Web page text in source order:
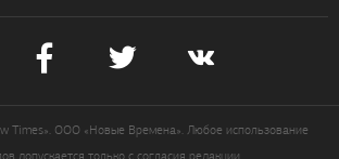
Times». ООО «Новые Времена». Любое использование
допускается только с согласия редакции.